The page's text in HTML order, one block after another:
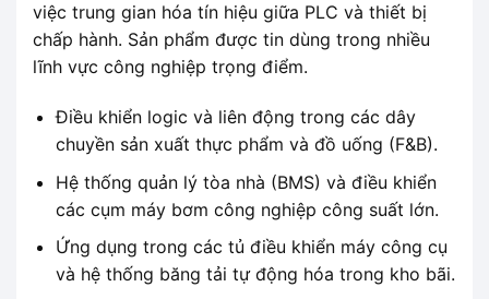
việc trung gian hóa tín hiệu giữa PLC và thiết bị
chấp hành. Sản phẩm được tin dùng trong nhiều
lĩnh vực công nghiệp trọng điểm.
Điều khiển logic và liên động trong các dây
chuyền sản xuất thực phẩm và đồ uống (F&B).
Hệ thống quản lý tòa nhà (BMS) và điều khiển
các cụm máy bơm công nghiệp công suất lớn.
Ứng dụng trong các tủ điều khiển máy công cụ
và hệ thống băng tải tự động hóa trong kho bãi.